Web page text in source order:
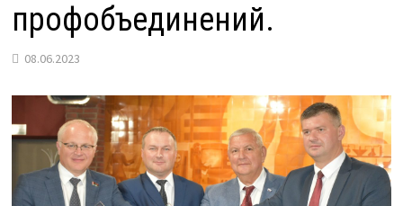
профобъединений.
08.06.2023